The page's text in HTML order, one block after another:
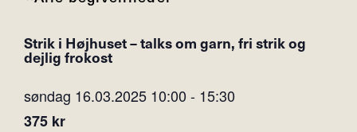
Strik i Højhuset – talks om garn, fri strik og
dejlig frokost
søndag 16.03.2025 10:00 - 15:30
375 kr